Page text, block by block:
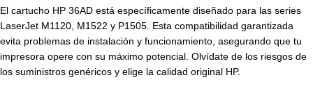
El cartucho HP 36AD está específicamente diseñado para las series
LaserJet M1120, M1522 y P1505. Esta compatibilidad garantizada
evita problemas de instalación y funcionamiento, asegurando que tu
impresora opere con su máximo potencial. Olvídate de los riesgos de
los suministros genéricos y elige la calidad original HP.